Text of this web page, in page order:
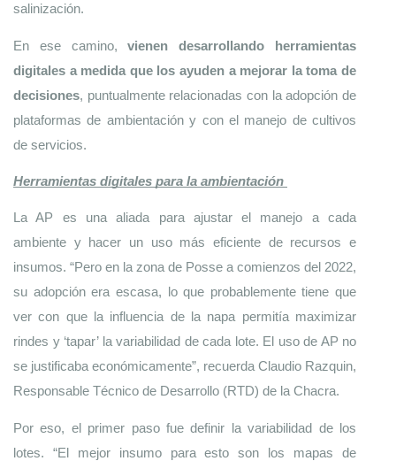
salinización.
En ese camino, vienen desarrollando herramientas
digitales a medida que los ayuden a mejorar la toma de
decisiones, puntualmente relacionadas con la adopción de
plataformas de ambientación y con el manejo de cultivos
de servicios.
Herramientas digitales para la ambientación
La AP es una aliada para ajustar el manejo a cada
ambiente y hacer un uso más eficiente de recursos e
insumos. “Pero en la zona de Posse a comienzos del 2022,
su adopción era escasa, lo que probablemente tiene que
ver con que la influencia de la napa permitía maximizar
rindes y ‘tapar’ la variabilidad de cada lote. El uso de AP no
se justificaba económicamente”, recuerda Claudio Razquin,
Responsable Técnico de Desarrollo (RTD) de la Chacra.
Por eso, el primer paso fue definir la variabilidad de los
lotes. “El mejor insumo para esto son los mapas de